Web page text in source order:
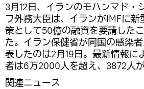
3月12日、イランのモハンマド・
フ外務大臣は、イランがIMFに
策として50億の融資を要請した
た。イラン保健省が同国の感染
表したのは2月19日。最新情報に
者は6万2000人を超え、3872人が
関連ニュース